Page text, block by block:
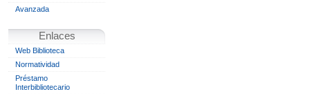
Avanzada
Enlaces
Web Biblioteca
Normatividad
Préstamo
Interbibliotecario